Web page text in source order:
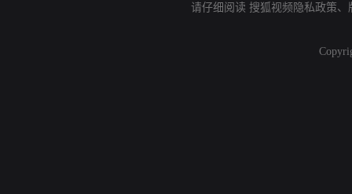
请仔细阅读 搜狐视频隐私政策、